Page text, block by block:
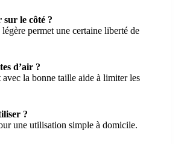
le côté ?
permet une certaine liberté de
d’air ?
la bonne taille aide à limiter les
?
une utilisation simple à domicile.